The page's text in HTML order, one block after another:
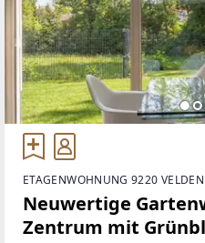
ETAGENWOHNUNG 9220
Neuwertige
Zentrum mit